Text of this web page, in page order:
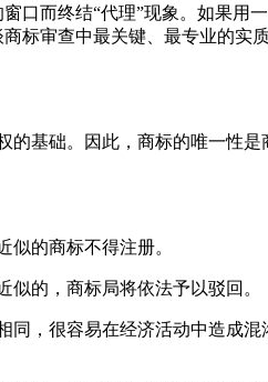
口而终结“代理”现象。如果用
标审查中最关键、最专业的实
的基础。因此，商标的唯一性是
的商标不得注册。
的，商标局将依法予以驳回。
同，很容易在经济活动中造成混